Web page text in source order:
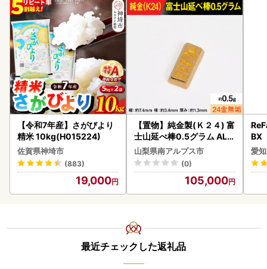
【令和7年産】さがびより
精米 10kg(H015224)
佐賀県神埼市
(883)
19,000
【置物】純金製(Ｋ２４) 富
士山延べ棒0.5グラム ALP
BK181
山梨県南アルプス市
(0)
105,000
BX
ー
ファ
愛
最近チェックした返礼品